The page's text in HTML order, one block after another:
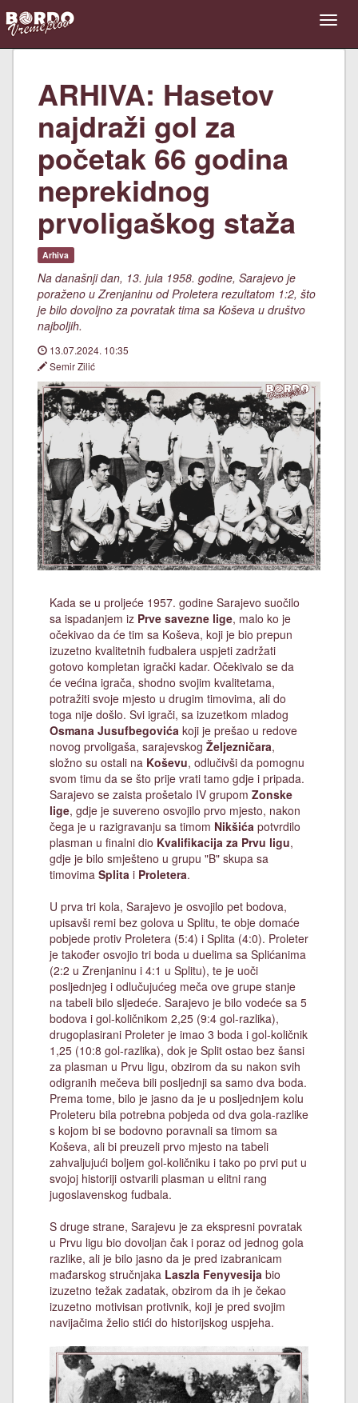
ARHIVA: Hasetov
najdraži gol za
početak 66 godina
neprekidnog
prvoligaškog staža
Arhiva
Na današnji dan, 13. jula 1958. godine, Sarajevo je
poraženo u Zrenjaninu od Proletera rezultatom 1:2, što
je bilo dovoljno za povratak tima sa Koševa u društvo
najboljih.
13.07.2024. 10:35
Semir Zilić
Kada se u proljeće 1957. godine Sarajevo suočilo
sa ispadanjem iz Prve savezne lige, malo ko je
očekivao da će tim sa Koševa, koji je bio prepun
izuzetno kvalitetnih fudbalera uspjeti zadržati
gotovo kompletan igrački kadar. Očekivalo se da
će većina igrača, shodno svojim kvalitetama,
potražiti svoje mjesto u drugim timovima, ali do
toga nije došlo. Svi igrači, sa izuzetkom mladog
Osmana Jusufbegovića koji je prešao u redove
novog prvoligaša, sarajevskog Željezničara,
složno su ostali na Koševu, odlučivši da pomognu
svom timu da se što prije vrati tamo gdje i pripada.
Sarajevo se zaista prošetalo IV grupom Zonske
lige, gdje je suvereno osvojilo prvo mjesto, nakon
čega je u razigravanju sa timom Nikšića potvrdilo
plasman u finalni dio Kvalifikacija za Prvu ligu,
gdje je bilo smješteno u grupu "B" skupa sa
timovima Splita i Proletera.
U prva tri kola, Sarajevo je osvojilo pet bodova,
upisavši remi bez golova u Splitu, te obje domaće
pobjede protiv Proletera (5:4) i Splita (4:0). Proleter
je također osvojio tri boda u duelima sa Splićanima
(2:2 u Zrenjaninu i 4:1 u Splitu), te je uoči
posljednjeg i odlučujućeg meča ove grupe stanje
na tabeli bilo sljedeće. Sarajevo je bilo vodeće sa 5
bodova i gol-količnikom 2,25 (9:4 gol-razlika),
drugoplasirani Proleter je imao 3 boda i gol-količnik
1,25 (10:8 gol-razlika), dok je Split ostao bez šansi
za plasman u Prvu ligu, obzirom da su nakon svih
odigranih mečeva bili posljednji sa samo dva boda.
Prema tome, bilo je jasno da je u posljednjem kolu
Proleteru bila potrebna pobjeda od dva gola-razlike
s kojom bi se bodovno poravnali sa timom sa
Koševa, ali bi preuzeli prvo mjesto na tabeli
zahvaljujući boljem gol-količniku i tako po prvi put u
svojoj historiji ostvarili plasman u elitni rang
jugoslavenskog fudbala.
S druge strane, Sarajevu je za ekspresni povratak
u Prvu ligu bio dovoljan čak i poraz od jednog gola
razlike, ali je bilo jasno da je pred izabranicam
mađarskog stručnjaka Laszla Fenyvesija bio
izuzetno težak zadatak, obzirom da ih je čekao
izuzetno motivisan protivnik, koji je pred svojim
navijačima želio stići do historijskog uspjeha.